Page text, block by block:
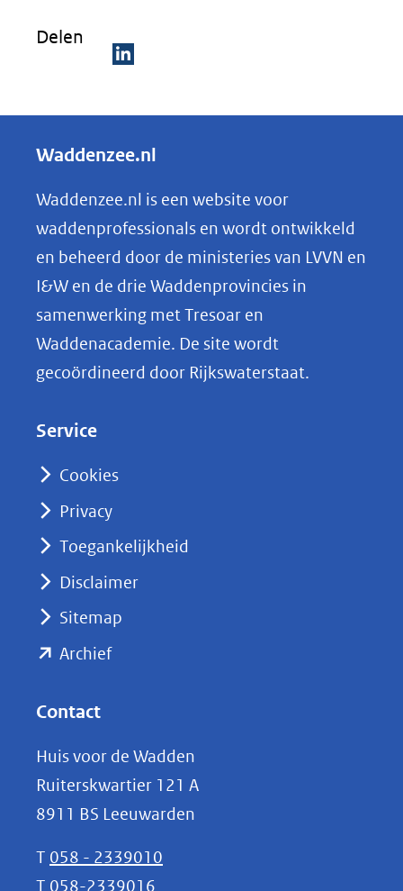
Delen
e
e
n
o
p
k
e
nieuw
naar
Waddenzee.nl
Waddenzee.nl is een website voor
waddenprofessionals en wordt ontwikkeld
en beheerd door de ministeries van LVVN en
I&W en de drie Waddenprovincies in
samenwerking met Tresoar en
Waddenacademie. De site wordt
gecoördineerd door Rijkswaterstaat.
Service
Cookies
Privacy
Toegankelijkheid
Disclaimer
Sitemap
Archief(opent
(verwijst
naar
een
andere
website)
Contact
Huis voor de Wadden
Ruiterskwartier 121 A
8911 BS Leeuwarden
T 058 - 2339010
T 058-2339016